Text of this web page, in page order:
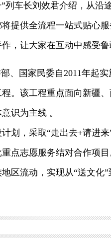
列车长刘效君介绍，从沿
提供全流程一站式贴心
，让大家在互动中感受鲁
国家民委自2011年起实
。该工程重点面向新疆
识为主线 。
，采取“走出去+请进来
点志愿服务结对合作项
区流动，实现从“送文化